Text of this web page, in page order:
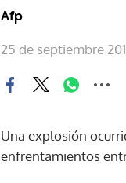
Afp
25 de septiembre
Una explosión
enfrentamientos